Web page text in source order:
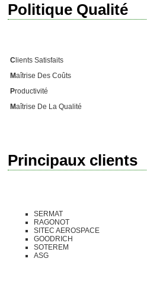
Politique Qualité
C lients Satisfaits
Maîtrise Des Coûts
Productivité
Maîtrise De La Qualité
Principaux clients
SERMAT
RAGONOT
SITEC AEROSPACE
GOODRICH
SOTEREM
ASG